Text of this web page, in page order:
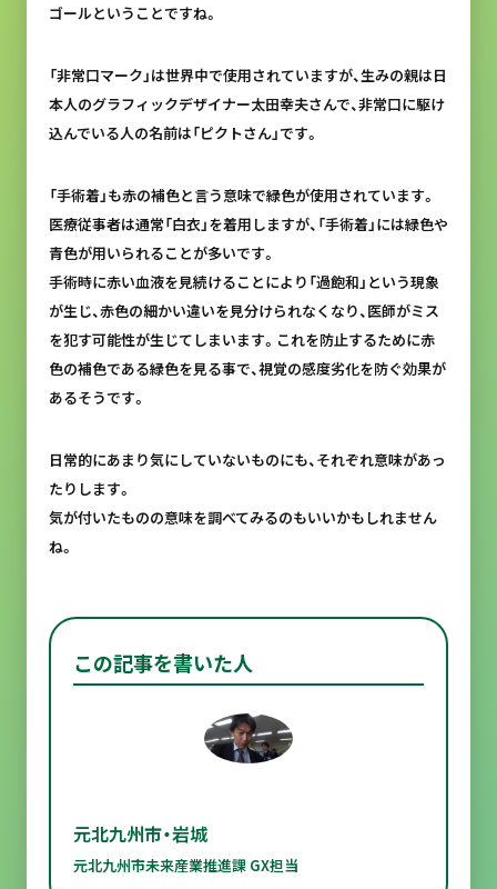
ゴールということですね。
「非常口マーク」は世界中で使用されていますが、生みの親は日
本人のグラフィックデザイナー太田幸夫さんで、非常口に駆け
込んでいる人の名前は「ピクトさん」です。
「手術着」も赤の補色と言う意味で緑色が使用されています。
医療従事者は通常「白衣」を着用しますが、「手術着」には緑色や
青色が用いられることが多いです。
手術時に赤い血液を見続けることにより「過飽和」という現象
が生じ、赤色の細かい違いを見分けられなくなり、医師がミス
を犯す可能性が生じてしまいます。これを防止するために赤
色の補色である緑色を見る事で、視覚の感度劣化を防ぐ効果が
あるそうです。
日常的にあまり気にしていないものにも、それぞれ意味があっ
たりします。
気が付いたものの意味を調べてみるのもいいかもしれません
ね。
この記事を書いた人
元北九州市・岩城
元北九州市未来産業推進課 GX担当